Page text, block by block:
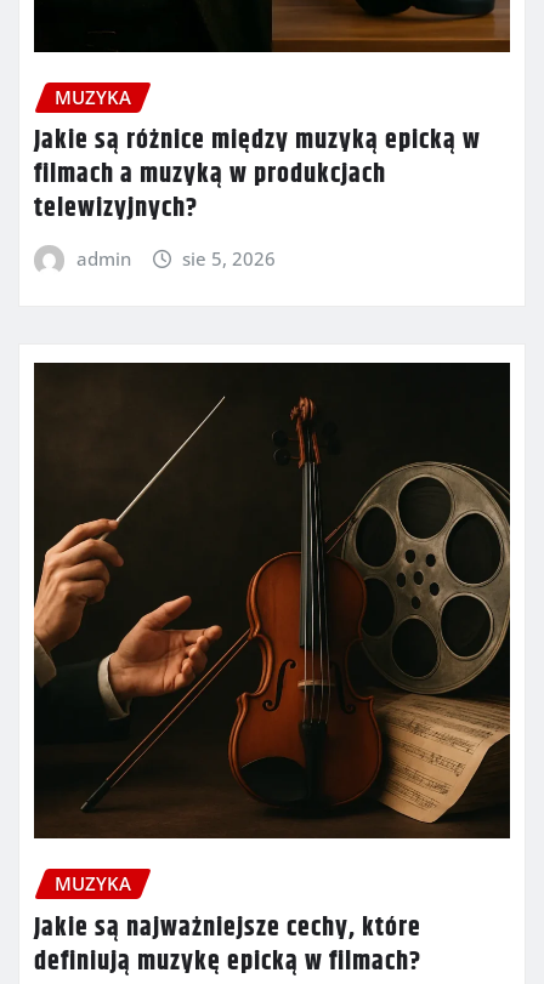
MUZYKA
Jakie są różnice między muzyką epicką w
filmach a muzyką w produkcjach
telewizyjnych?
admin sie 5, 2026
MUZYKA
Jakie są najważniejsze cechy, które
definiują muzykę epicką w filmach?